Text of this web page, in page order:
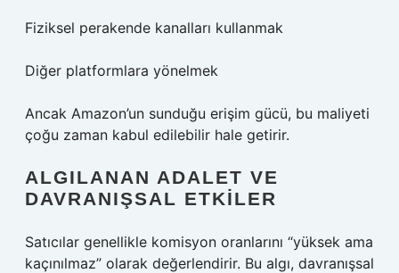
Fiziksel perakende kanalları kullanmak
Diğer platformlara yönelmek
Ancak Amazon’un sunduğu erişim gücü, bu maliyeti
çoğu zaman kabul edilebilir hale getirir.
ALGILANAN ADALET VE
DAVRANIŞSAL ETKILER
Satıcılar genellikle komisyon oranlarını “yüksek ama
kaçınılmaz” olarak değerlendirir. Bu algı, davranışsal